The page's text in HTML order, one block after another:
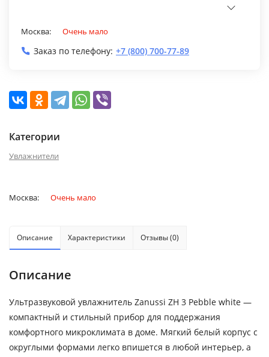
Москва: Очень мало
Заказ по телефону: +7 (800) 700-77-89
Категории
Увлажнители
Москва: Очень мало
Описание Характеристики Отзывы (0)
Описание
Ультразвуковой увлажнитель Zanussi ZH 3 Pebble white —
компактный и стильный прибор для поддержания
комфортного микроклимата в доме. Мягкий белый корпус с
округлыми формами легко впишется в любой интерьер, а